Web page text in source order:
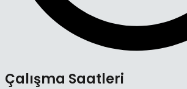
Çalışma Saatleri